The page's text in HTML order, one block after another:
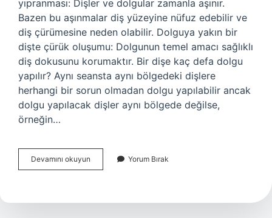
yıpranması: Dişler ve dolgular zamanla aşınır.
Bazen bu aşınmalar diş yüzeyine nüfuz edebilir ve
diş çürümesine neden olabilir. Dolguya yakın bir
dişte çürük oluşumu: Dolgunun temel amacı sağlıklı
diş dokusunu korumaktır. Bir dişe kaç defa dolgu
yapılır? Aynı seansta aynı bölgedeki dişlere
herhangi bir sorun olmadan dolgu yapılabilir ancak
dolgu yapılacak dişler aynı bölgede değilse,
örneğin…
Devamını okuyun
Yapılan
Ne
Yorum Bırak